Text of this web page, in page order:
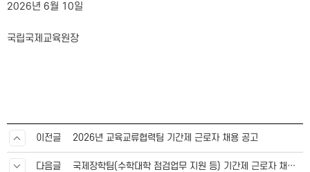
2026년 6월 10일
국립국제교육원장
이전글 2026년 교육교류협력팀 기간제 근로자 채용 공고
다음글 국제장학팀(수학대학 점검업무 지원 등) 기간제 근로자 채용 최종합격자 공고